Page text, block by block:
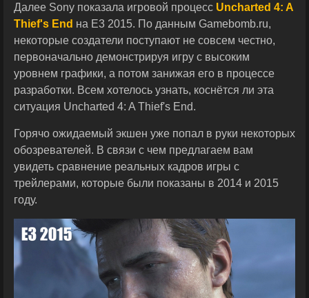
Далее Sony показала игровой процесс Uncharted 4: A
Thief's End на E3 2015. По данным Gamebomb.ru,
некоторые создатели поступают не совсем честно,
первоначально демонстрируя игру с высоким
уровнем графики, а потом занижая его в процессе
разработки. Всем хотелось узнать, коснётся ли эта
ситуация Uncharted 4: A Thief's End.
Горячо ожидаемый экшен уже попал в руки некоторых
обозревателей. В связи с чем предлагаем вам
увидеть сравнение реальных кадров игры с
трейлерами, которые были показаны в 2014 и 2015
году.